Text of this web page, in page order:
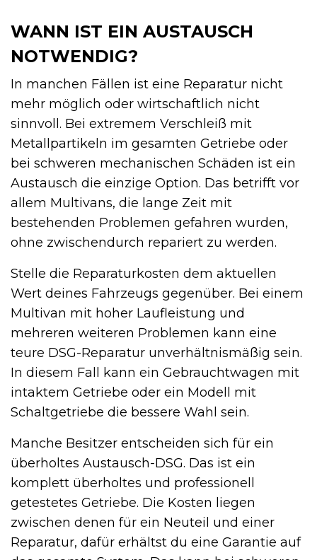
WANN IST EIN AUSTAUSCH
NOTWENDIG?
In manchen Fällen ist eine Reparatur nicht
mehr möglich oder wirtschaftlich nicht
sinnvoll. Bei extremem Verschleiß mit
Metallpartikeln im gesamten Getriebe oder
bei schweren mechanischen Schäden ist ein
Austausch die einzige Option. Das betrifft vor
allem Multivans, die lange Zeit mit
bestehenden Problemen gefahren wurden,
ohne zwischendurch repariert zu werden.
Stelle die Reparaturkosten dem aktuellen
Wert deines Fahrzeugs gegenüber. Bei einem
Multivan mit hoher Laufleistung und
mehreren weiteren Problemen kann eine
teure DSG-Reparatur unverhältnismäßig sein.
In diesem Fall kann ein Gebrauchtwagen mit
intaktem Getriebe oder ein Modell mit
Schaltgetriebe die bessere Wahl sein.
Manche Besitzer entscheiden sich für ein
überholtes Austausch-DSG. Das ist ein
komplett überholtes und professionell
getestetes Getriebe. Die Kosten liegen
zwischen denen für ein Neuteil und einer
Reparatur, dafür erhältst du eine Garantie auf